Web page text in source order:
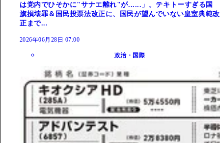
は党内でひそかに"サナエ離れ"が......」。テキトーすぎる国
旗損壊罪＆国民投票法改正に、国民が望んでいない皇室典範改
正まで...
2026年06月28日 07:00
政治・国際